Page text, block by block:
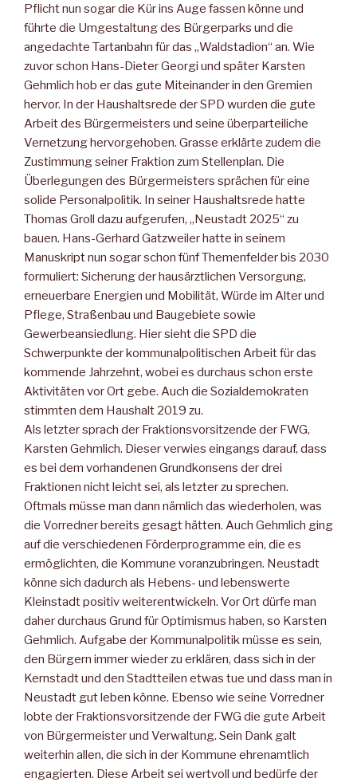
Pflicht nun sogar die Kür ins Auge fassen könne und
führte die Umgestaltung des Bürgerparks und die
angedachte Tartanbahn für das „Waldstadion“ an. Wie
zuvor schon Hans-Dieter Georgi und später Karsten
Gehmlich hob er das gute Miteinander in den Gremien
hervor. In der Haushaltsrede der SPD wurden die gute
Arbeit des Bürgermeisters und seine überparteiliche
Vernetzung hervorgehoben. Grasse erklärte zudem die
Zustimmung seiner Fraktion zum Stellenplan. Die
Überlegungen des Bürgermeisters sprächen für eine
solide Personalpolitik. In seiner Haushaltsrede hatte
Thomas Groll dazu aufgerufen, „Neustadt 2025“ zu
bauen. Hans-Gerhard Gatzweiler hatte in seinem
Manuskript nun sogar schon fünf Themenfelder bis 2030
formuliert: Sicherung der hausärztlichen Versorgung,
erneuerbare Energien und Mobilität, Würde im Alter und
Pflege, Straßenbau und Baugebiete sowie
Gewerbeansiedlung. Hier sieht die SPD die
Schwerpunkte der kommunalpolitischen Arbeit für das
kommende Jahrzehnt, wobei es durchaus schon erste
Aktivitäten vor Ort gebe. Auch die Sozialdemokraten
stimmten dem Haushalt 2019 zu.
Als letzter sprach der Fraktionsvorsitzende der FWG,
Karsten Gehmlich. Dieser verwies eingangs darauf, dass
es bei dem vorhandenen Grundkonsens der drei
Fraktionen nicht leicht sei, als letzter zu sprechen.
Oftmals müsse man dann nämlich das wiederholen, was
die Vorredner bereits gesagt hätten. Auch Gehmlich ging
auf die verschiedenen Förderprogramme ein, die es
ermöglichten, die Kommune voranzubringen. Neustadt
könne sich dadurch als Hebens- und lebenswerte
Kleinstadt positiv weiterentwickeln. Vor Ort dürfe man
daher durchaus Grund für Optimismus haben, so Karsten
Gehmlich. Aufgabe der Kommunalpolitik müsse es sein,
den Bürgern immer wieder zu erklären, dass sich in der
Kernstadt und den Stadtteilen etwas tue und dass man in
Neustadt gut leben könne. Ebenso wie seine Vorredner
lobte der Fraktionsvorsitzende der FWG die gute Arbeit
von Bürgermeister und Verwaltung. Sein Dank galt
weiterhin allen, die sich in der Kommune ehrenamtlich
engagierten. Diese Arbeit sei wertvoll und bedürfe der